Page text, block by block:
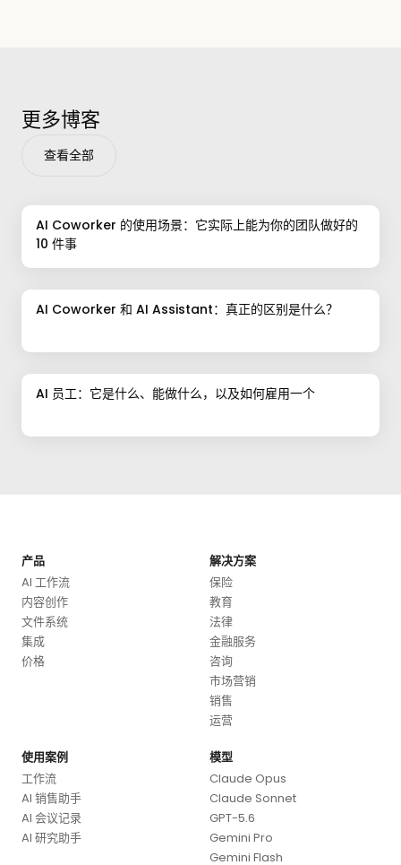
更多博客
查看全部
AI Coworker 的使用场景：它实际上能为你的团队做好的
10 件事
AI Coworker 和 AI Assistant：真正的区别是什么？
AI 员工：它是什么、能做什么，以及如何雇用一个
产品
AI 工作流
内容创作
文件系统
集成
价格
解决方案
保险
教育
法律
金融服务
咨询
市场营销
销售
运营
使用案例
工作流
AI 销售助手
AI 会议记录
AI 研究助手
模型
Claude Opus
Claude Sonnet
GPT-5.6
Gemini Pro
Gemini Flash